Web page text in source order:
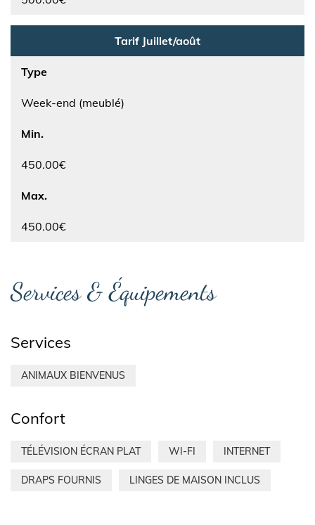
Tarif Juillet/août
Type
Week-end (meublé)
Min.
450.00€
Max.
450.00€
Services & Équipements
Services
ANIMAUX BIENVENUS
Confort
TÉLÉVISION ÉCRAN PLAT WI-FI INTERNET
DRAPS FOURNIS LINGES DE MAISON INCLUS